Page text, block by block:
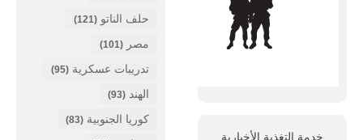
خدمة التغذية الأخبارية
حلف الناتو (121)
مصر (101)
تدريبات عسكرية (95)
الهند (93)
كوريا الجنوبية (83)